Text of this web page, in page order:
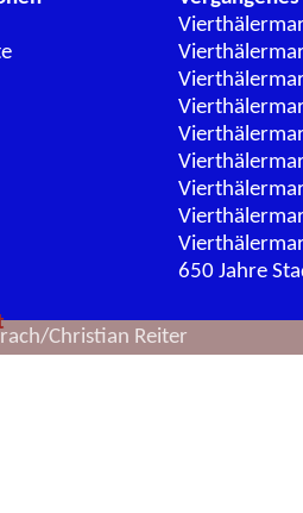
650 Jahre
Christian Reiter